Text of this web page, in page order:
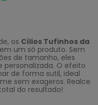
os Cílios Tufinhos da
um só produto. Sem
de tamanho, eles
O efeito
de forma sutil, ideal
sem exageros. Realce
do resultado!